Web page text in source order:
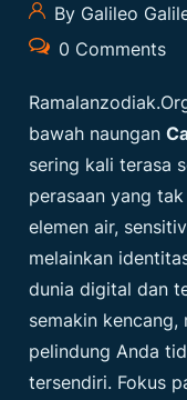
By Galileo
0 Comments
bawah naungan
sering kali terasa
perasaan yang
elemen air,
melainkan
dunia digital dan
semakin kencang,
pelindung Anda
tersendiri. Fokus